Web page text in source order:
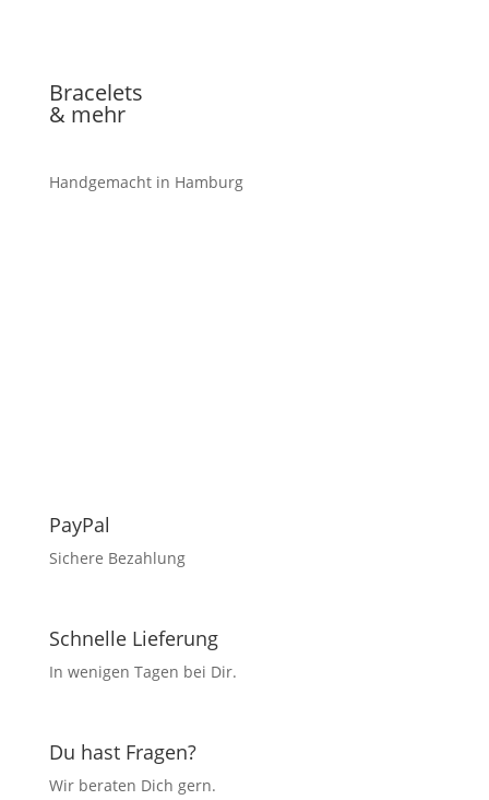
Bracelets
& mehr
Handgemacht in Hamburg
PayPal
Sichere Bezahlung
Schnelle Lieferung
In wenigen Tagen bei Dir.
Du hast Fragen?
Wir beraten Dich gern.